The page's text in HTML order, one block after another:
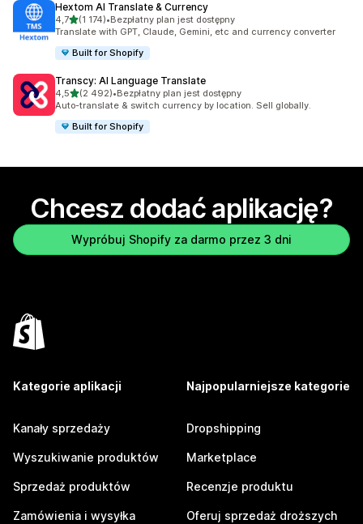
Hextom AI Translate & Currency
4,7na 5 gwiazdek
(1 174)
Łączna liczba recenzji: 1174
•Bezpłatny plan jest dostępny
Translate with GPT, Claude, Gemini, etc and currency converter
Built for Shopify
Transcy: AI Language Translate
4,5na 5 gwiazdek
(2 492)
Łączna liczba recenzji: 2492
•Bezpłatny plan jest dostępny
Auto-translate & switch currency by location. Sell globally.
Built for Shopify
Chcesz dodać aplikację?
Wypróbuj Shopify za darmo przez 3 dni
Kategorie aplikacji
Kanały sprzedaży
Wyszukiwanie produktów
Sprzedaż produktów
Zamówienia i wysyłka
Najpopularniejsze kategorie
Dropshipping
Marketplace
Recenzje produktu
Oferuj sprzedaż droższych